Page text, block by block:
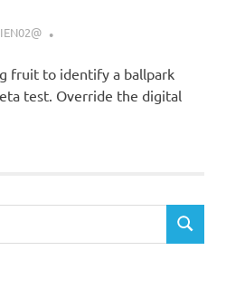
fruit to identify a ballpark
test. Override the digital
BUSCAR